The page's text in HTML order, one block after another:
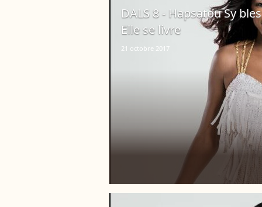
DALS 8 - Hapsatou Sy
Elle se livre
21 octobre 2017